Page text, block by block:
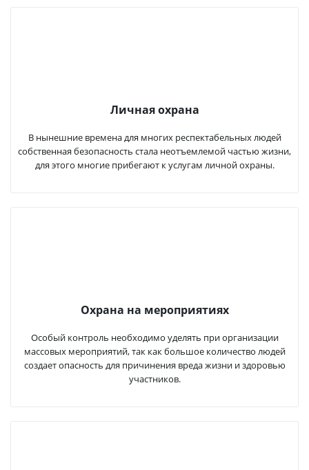
Личная охрана
В нынешние времена для многих респектабельных людей
собственная безопасность стала неотъемлемой частью жизни,
для этого многие прибегают к услугам личной охраны.
Охрана на мероприятиях
Особый контроль необходимо уделять при организации
массовых мероприятий, так как большое количество людей
создает опасность для причинения вреда жизни и здоровью
участников.